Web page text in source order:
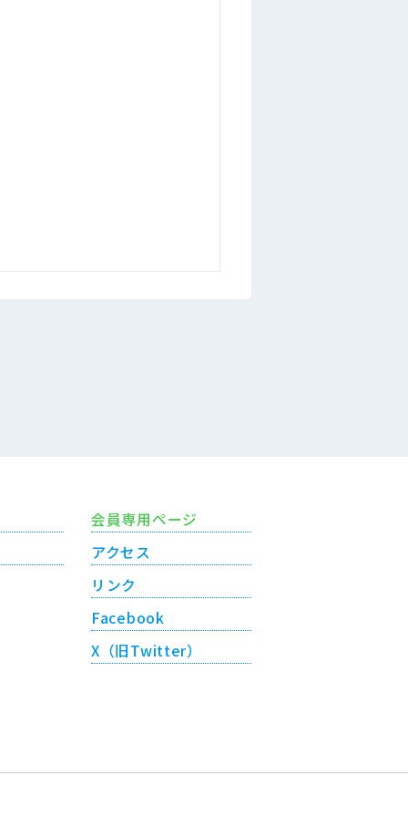
会員専用ページ
アクセス
リンク
Facebook
X（旧Twitter）